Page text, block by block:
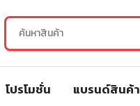
โปรโมชั่น แบรนด์สินค้า